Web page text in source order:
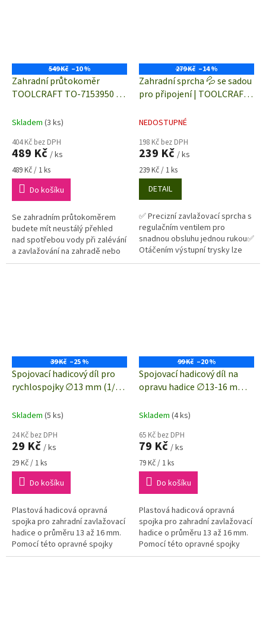
549 Kč –10 %
Zahradní průtokoměr
TOOLCRAFT TO-7153950 |
nebo rychlospojky 1/2"
Skladem (3 ks)
404 Kč bez DPH
489 Kč / ks
Měrná
cena:
489 Kč / 1 ks
Do košíku
Se zahradním průtokoměrem
budete mít neustálý přehled
nad spotřebou vody při zalévání
a zavlažování na zahradě nebo
při plnění nádob.
279 Kč –14 %
Zahradní sprcha 💦 se sadou
pro připojení | TOOLCRAFT
NEDOSTUPNÉ
198 Kč bez DPH
239 Kč / ks
Měrná
cena:
239 Kč / 1 ks
DETAIL
✅ Precizní zavlažovací sprcha s
regulačním ventilem pro
snadnou obsluhu jednou rukou✅
Otáčením výstupní trysky lze
usměrňovat proud vody při
39 Kč –25 %
Spojovací hadicový díl pro
rychlospojky ∅13 mm (1/2")
Skladem (5 ks)
24 Kč bez DPH
29 Kč / ks
Měrná
cena:
29 Kč / 1 ks
Do košíku
Plastová hadicová opravná
spojka pro zahradní zavlažovací
hadice o průměru 13 až 16 mm.
Pomocí této opravné spojky
snadné opravíte/spojíte
99 Kč –20 %
Spojovací hadicový díl na
opravu hadice ∅13-16 mm
8809734
Skladem (4 ks)
65 Kč bez DPH
79 Kč / ks
Měrná
cena:
79 Kč / 1 ks
Do košíku
Plastová hadicová opravná
spojka pro zahradní zavlažovací
hadice o průměru 13 až 16 mm.
Pomocí této opravné spojky
snadné opravíte/spojíte